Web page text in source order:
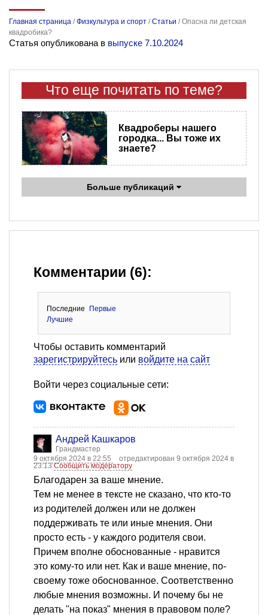
Главная страница /Физкультура и спорт /Статьи /Опасна ли детская
квадробика?
Статья опубликована в выпуске 7.10.2024
Что еще почитать по теме?
Квадроберы нашего
городка... Вы тоже их
знаете?
Больше публикаций
Комментарии (6):
Последние
Первые
Лучшие
Чтобы оставить комментарий
зарегистрируйтесь или войдите на сайт
Войти через социальные сети:
Андрей Кашкаров
Грандмастер
9 октября 2024 в 22:55
отредактирован 9 октября 2024 в
23:13Сообщить модератору
Благодарен за ваше мнение.
Тем не менее в тексте не сказано, что кто-то
из родителей должен или не должен
поддерживать те или иные мнения. Они
просто есть - у каждого родителя свои.
Причем вполне обоснованные - нравится
это кому-то или нет. Как и ваше мнение, по-
своему тоже обоснованное. Соответственно
любые мнения возможны. И почему бы не
делать "на показ" мнения в правовом поле?